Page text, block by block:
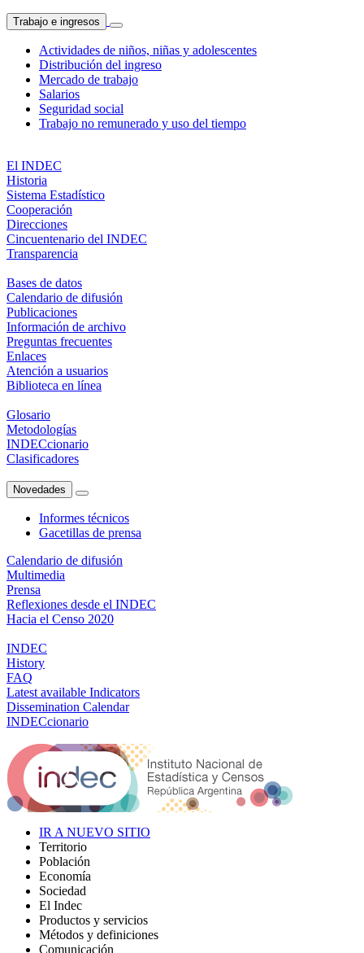
Trabajo e ingresos
Actividades de niños, niñas y adolescentes
Distribución del ingreso
Mercado de trabajo
Salarios
Seguridad social
Trabajo no remunerado y uso del tiempo
El INDEC
Historia
Sistema Estadístico
Cooperación
Direcciones
Cincuentenario del INDEC
Transparencia
Bases de datos
Calendario de difusión
Publicaciones
Información de archivo
Preguntas frecuentes
Enlaces
Atención a usuarios
Biblioteca en línea
Glosario
Metodologías
INDECcionario
Clasificadores
Novedades
Informes técnicos
Gacetillas de prensa
Calendario de difusión
Multimedia
Prensa
Reflexiones desde el INDEC
Hacia el Censo 2020
INDEC
History
FAQ
Latest available Indicators
Dissemination Calendar
INDECcionario
IR A NUEVO SITIO
Territorio
Población
Economía
Sociedad
El Indec
Productos y servicios
Métodos y definiciones
Comunicación